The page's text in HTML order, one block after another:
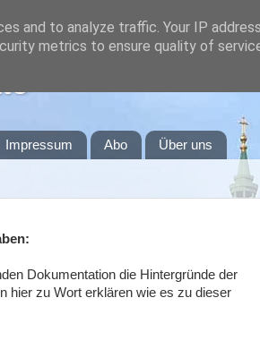
Impressum Abo Über uns
Dokumentation die Hintergründe der
hier zu Wort erklären wie es zu dieser
and to analyze traffic. Your IP
metrics to ensure quality of